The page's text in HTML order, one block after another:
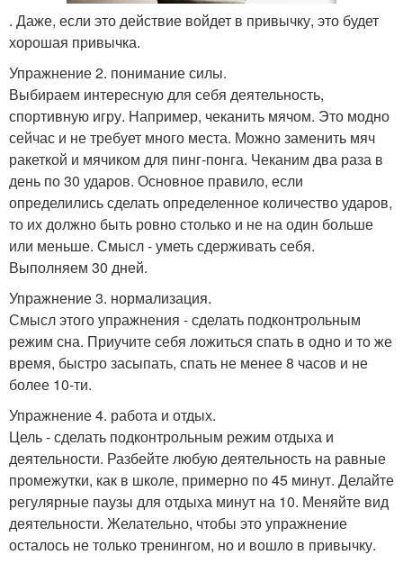
. Даже, если это действие войдет в привычку, это будет
хорошая привычка.
Упражнение 2. понимание силы.
Выбираем интересную для себя деятельность,
спортивную игру. Например, чеканить мячом. Это модно
сейчас и не требует много места. Можно заменить мяч
ракеткой и мячиком для пинг-понга. Чеканим два раза в
день по 30 ударов. Основное правило, если
определились сделать определенное количество ударов,
то их должно быть ровно столько и не на один больше
или меньше. Смысл - уметь сдерживать себя.
Выполняем 30 дней.
Упражнение 3. нормализация.
Смысл этого упражнения - сделать подконтрольным
режим сна. Приучите себя ложиться спать в одно и то же
время, быстро засыпать, спать не менее 8 часов и не
более 10-ти.
Упражнение 4. работа и отдых.
Цель - сделать подконтрольным режим отдыха и
деятельности. Разбейте любую деятельность на равные
промежутки, как в школе, примерно по 45 минут. Делайте
регулярные паузы для отдыха минут на 10. Меняйте вид
деятельности. Желательно, чтобы это упражнение
осталось не только тренингом, но и вошло в привычку.